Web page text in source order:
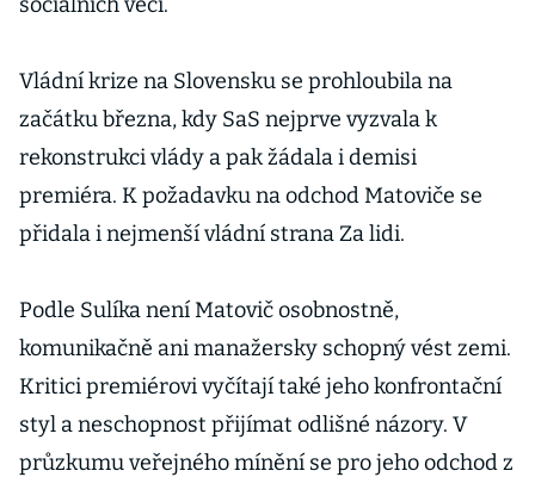
Vládní krize na Slovensku se prohloubila na
začátku března, kdy SaS nejprve vyzvala k
rekonstrukci vlády a pak žádala i demisi
premiéra. K požadavku na odchod Matoviče se
přidala i nejmenší vládní strana Za lidi.
Podle Sulíka není Matovič osobnostně,
komunikačně ani manažersky schopný vést zemi.
Kritici premiérovi vyčítají také jeho konfrontační
styl a neschopnost přijímat odlišné názory. V
průzkumu veřejného mínění se pro jeho odchod z